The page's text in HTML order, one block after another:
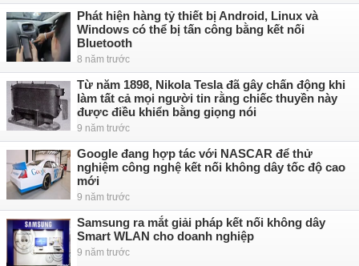
Phát hiện hàng tỷ thiết bị Android, Linux và
Windows có thể bị tấn công bằng kết nối
Bluetooth
8 năm trước
Từ năm 1898, Nikola Tesla đã gây chấn động khi
làm tất cả mọi người tin rằng chiếc thuyền này
được điều khiển bằng giọng nói
9 năm trước
Google đang hợp tác với NASCAR để thử
nghiệm công nghệ kết nối không dây tốc độ cao
mới
9 năm trước
Samsung ra mắt giải pháp kết nối không dây
Smart WLAN cho doanh nghiệp
9 năm trước